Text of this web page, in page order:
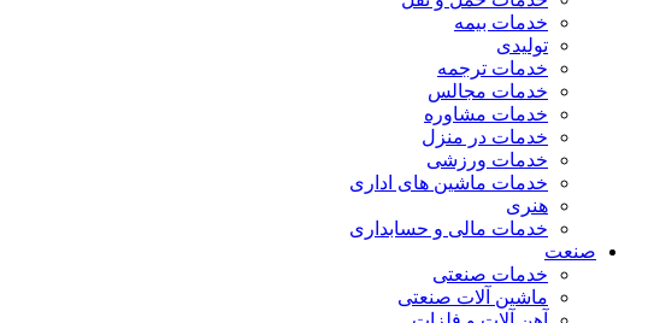
خدمات بیمه
تولیدی
خدمات ترجمه
خدمات مجالس
خدمات مشاوره
خدمات در منزل
خدمات ورزشی
خدمات ماشین های اداری
هنری
خدمات مالی و حسابداری
صنعت
خدمات صنعتی
ماشین آلات صنعتی